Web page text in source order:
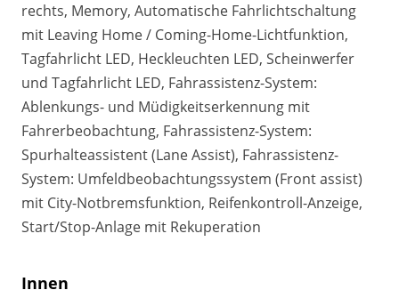
rechts, Memory, Automatische Fahrlichtschaltung
mit Leaving Home / Coming-Home-Lichtfunktion,
Tagfahrlicht LED, Heckleuchten LED, Scheinwerfer
und Tagfahrlicht LED, Fahrassistenz-System:
Ablenkungs- und Müdigkeitserkennung mit
Fahrerbeobachtung, Fahrassistenz-System:
Spurhalteassistent (Lane Assist), Fahrassistenz-
System: Umfeldbeobachtungssystem (Front assist)
mit City-Notbremsfunktion, Reifenkontroll-Anzeige,
Start/Stop-Anlage mit Rekuperation
Innen